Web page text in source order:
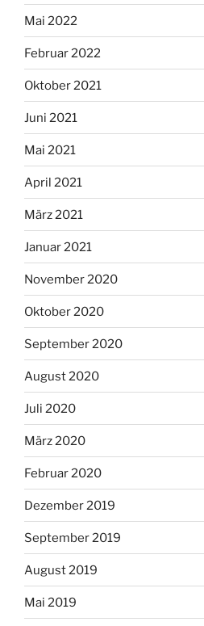
Mai 2022
Februar 2022
Oktober 2021
Juni 2021
Mai 2021
April 2021
März 2021
Januar 2021
November 2020
Oktober 2020
September 2020
August 2020
Juli 2020
März 2020
Februar 2020
Dezember 2019
September 2019
August 2019
Mai 2019